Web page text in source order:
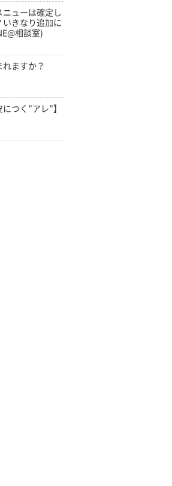
ニューは確定し
いきなり追加に
相談室)
ますか？
つく”アレ”】